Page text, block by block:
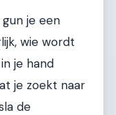
je een
wie wordt
je hand
je zoekt naar
de